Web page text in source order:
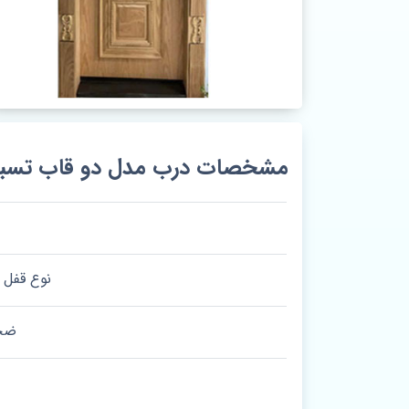
مشخصات درب مدل دو قاب
نوع